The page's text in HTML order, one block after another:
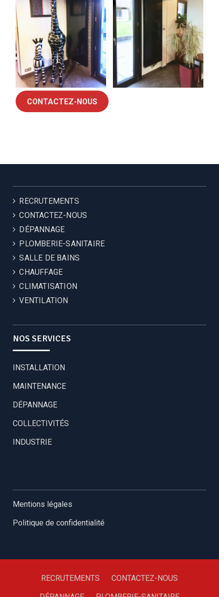
CONTACTEZ-NOUS
RECRUTEMENTS
CONTACTEZ-NOUS
DÉPANNAGE
PLOMBERIE-SANITAIRE
SALLE DE BAINS
CHAUFFAGE
CLIMATISATION
VENTILATION
NOS SERVICES
INSTALLATION
MAINTENANCE
DÉPANNAGE
COLLECTIVITÉS
INDUSTRIE
Mentions légales
Politique de confidentialité
RECRUTEMENTS
CONTACTEZ-NOUS